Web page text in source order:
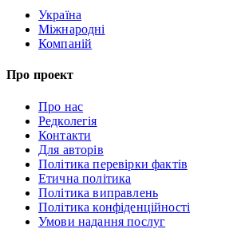
Україна
Міжнародні
Компаній
Про проект
Про нас
Редколегія
Контакти
Для авторів
Політика перевірки фактів
Етична політика
Політика виправлень
Політика конфіденційності
Умови надання послуг